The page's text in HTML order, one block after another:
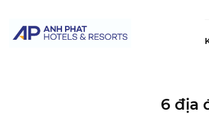
content
6 địa